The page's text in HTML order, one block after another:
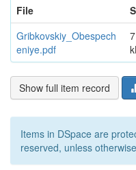
File
Gribkovskiy_Obespech
eniye.pdf
Show full item record
Items in DSpace are
reserved, unless